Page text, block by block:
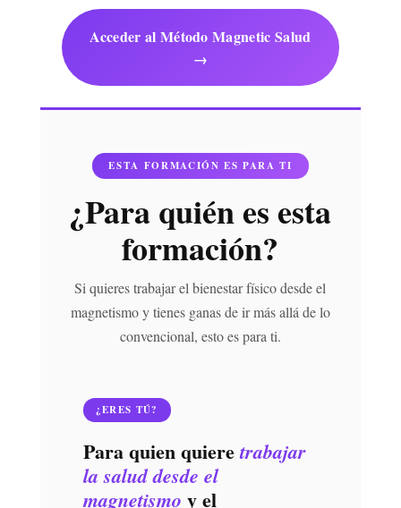
Acceder al Método Magnetic Salud
→
ESTA FORMACIÓN ES PARA TI
¿Para quién es esta
formación?
Si quieres trabajar el bienestar físico desde el
magnetismo y tienes ganas de ir más allá de lo
convencional, esto es para ti.
¿ERES TÚ?
Para quien quieretrabajar
la salud desde el
magnetismo y el